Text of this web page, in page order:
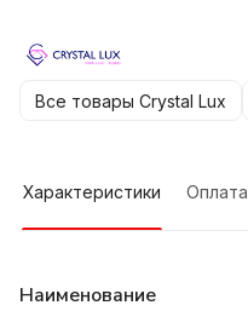
Все товары Crystal Lux
Характеристики Оплата
Наименование